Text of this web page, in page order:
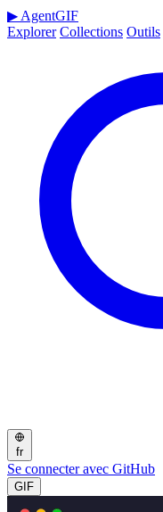
▶ AgentGIF
Explorer Collections Outils
fr
Se connecter avec GitHub
GIF